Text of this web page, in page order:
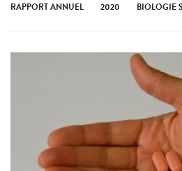
RAPPORT ANNUEL 2020 BIOLOGIE